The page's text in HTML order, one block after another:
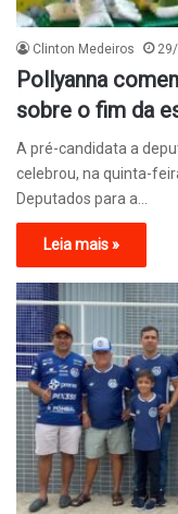
Clinton Medeiros
Pollyanna
sobre o fim da
A pré-candidata a
celebrou, na quinta-
Deputados para a…
Leia mais »